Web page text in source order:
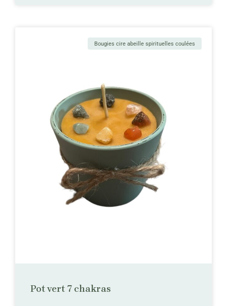
Bougies cire abeille spirituelles coulées
Pot vert 7 chakras